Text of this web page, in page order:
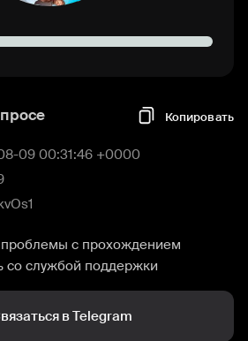
Копировать
09 00:31:46 +0000
проблемы с прохождением
со службой поддержки
в Telegram